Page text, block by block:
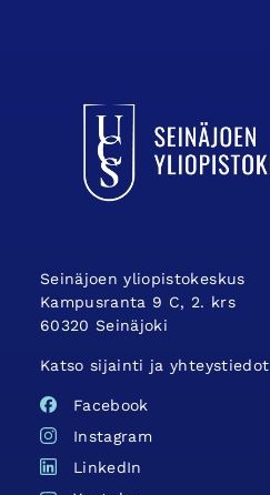
Seinäjoen yliopistokeskus
Kampusranta 9 C, 2. krs
60320 Seinäjoki
Katso sijainti ja yhteystiedot
Facebook
Instagram
LinkedIn